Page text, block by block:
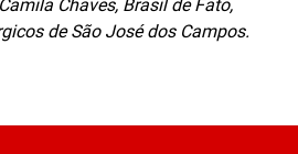
Chaves, Brasil de Fato,
de São José dos Campos.